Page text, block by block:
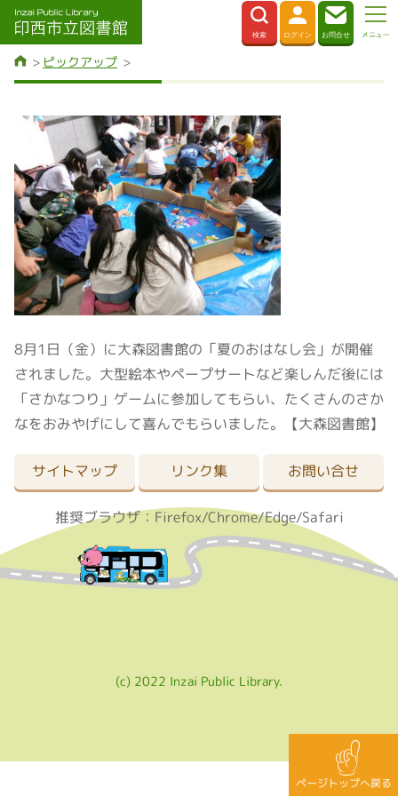
ピックアップ
8月1日（金）に大森図書館の「夏のおはなし会」が開催
されました。大型絵本やペープサートなど楽しんだ後には
「さかなつり」ゲームに参加してもらい、たくさんのさか
なをおみやげにして喜んでもらいました。【大森図書館】
サイトマップ リンク集 お問い合せ
推奨ブラウザ：Firefox/Chrome/Edge/Safari
(c) 2022 Inzai Public Library.